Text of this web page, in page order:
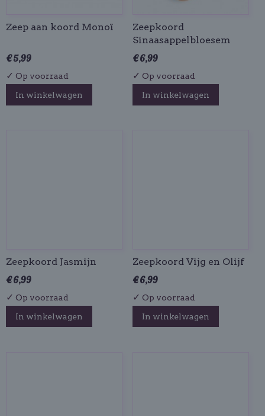
Zeep aan koord Monoï
€ 5,99
✓ Op voorraad
In winkelwagen
Zeepkoord
Sinaasappelbloesem
€ 6,99
✓ Op voorraad
In winkelwagen
Zeepkoord Jasmijn
€ 6,99
✓ Op voorraad
In winkelwagen
Zeepkoord Vijg en Olijf
€ 6,99
✓ Op voorraad
In winkelwagen